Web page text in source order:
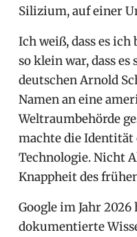
Silizium, auf einer
Ich weiß, dass es
so klein war, dass
deutschen Arnold
Namen an eine
Weltraumbehörde
machte die
Technologie. Nicht
Knappheit des
Google im Jahr
dokumentierte